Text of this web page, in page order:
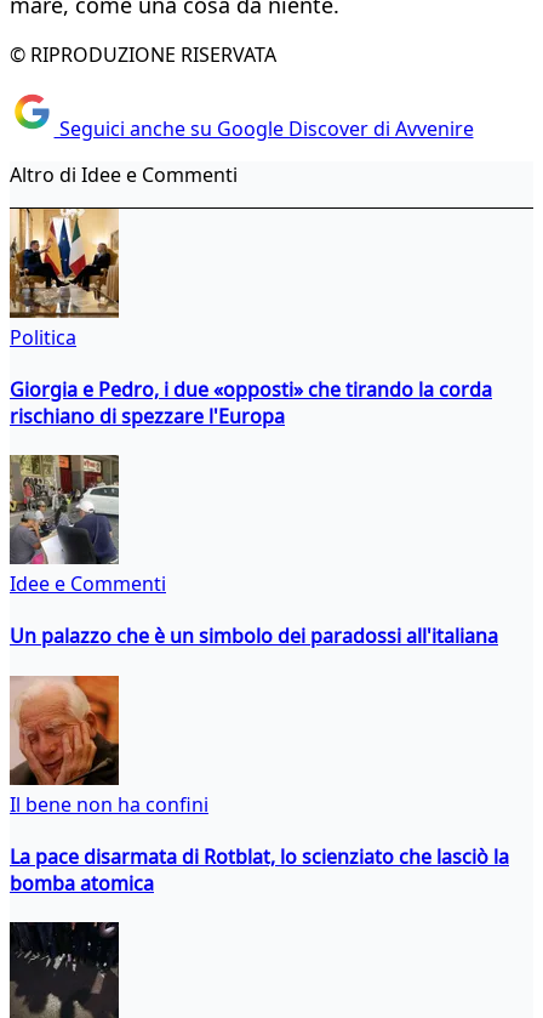
© RIPRODUZIONE RISERVATA
Seguici anche su Google Discover di Avvenire
Altro di Idee e Commenti
Politica
Giorgia e Pedro, i due «opposti» che tirando la corda
rischiano di spezzare l'Europa
Idee e Commenti
Un palazzo che è un simbolo dei paradossi all'italiana
Il bene non ha confini
La pace disarmata di Rotblat, lo scienziato che lasciò la
bomba atomica